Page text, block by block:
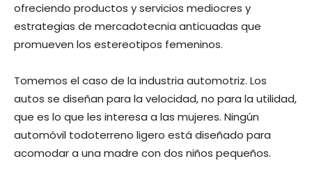
ofreciendo productos y servicios mediocres y
estrategias de mercadotecnia anticuadas que
promueven los estereotipos femeninos.
Tomemos el caso de la industria automotriz. Los
autos se diseñan para la velocidad, no para la utilidad,
que es lo que les interesa a las mujeres. Ningún
automóvil todoterreno ligero está diseñado para
acomodar a una madre con dos niños pequeños.